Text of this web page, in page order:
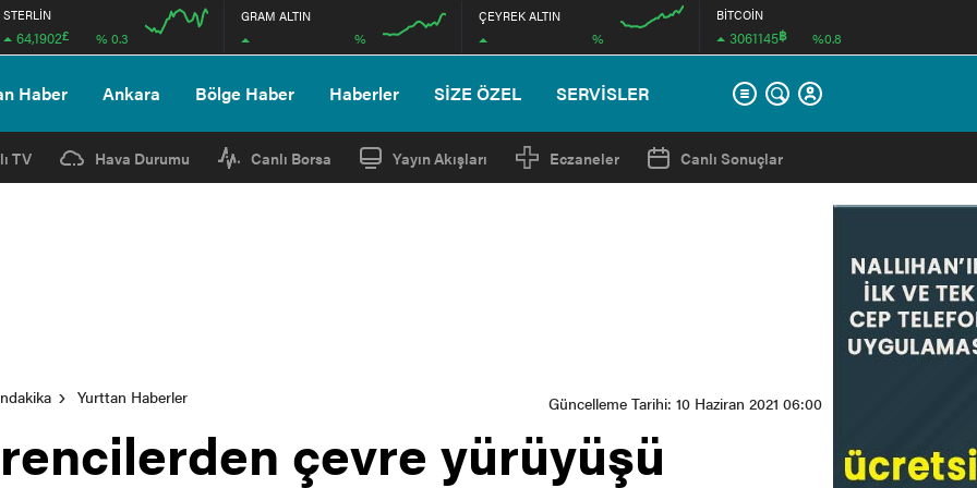
STERLİN
64,1902£ % 0.3
GRAM ALTIN
%
ÇEYREK ALTIN
%
BİTCOİN
3061145฿ %0.8
Haber Ankara Bölge Haber Haberler SİZE ÖZEL SERVİSLER
TV Hava Durumu Canlı Borsa Yayın Akışları Eczaneler Canlı Sonuçlar
Yurttan Haberler Güncelleme Tarihi: 10 Haziran 2021 06:00
çevre yürüyüşü